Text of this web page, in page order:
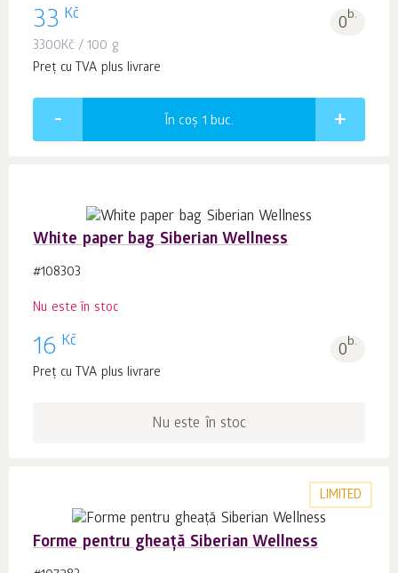
33 Kč 0b.
3300Kč / 100 g
Preț cu TVA plus livrare
În coș 1 buc.
White paper bag Siberian Wellness
#108303
Nu este în stoc
16 Kč 0b.
Preț cu TVA plus livrare
Nu este în stoc
LIMITED
Forme pentru gheață Siberian Wellness